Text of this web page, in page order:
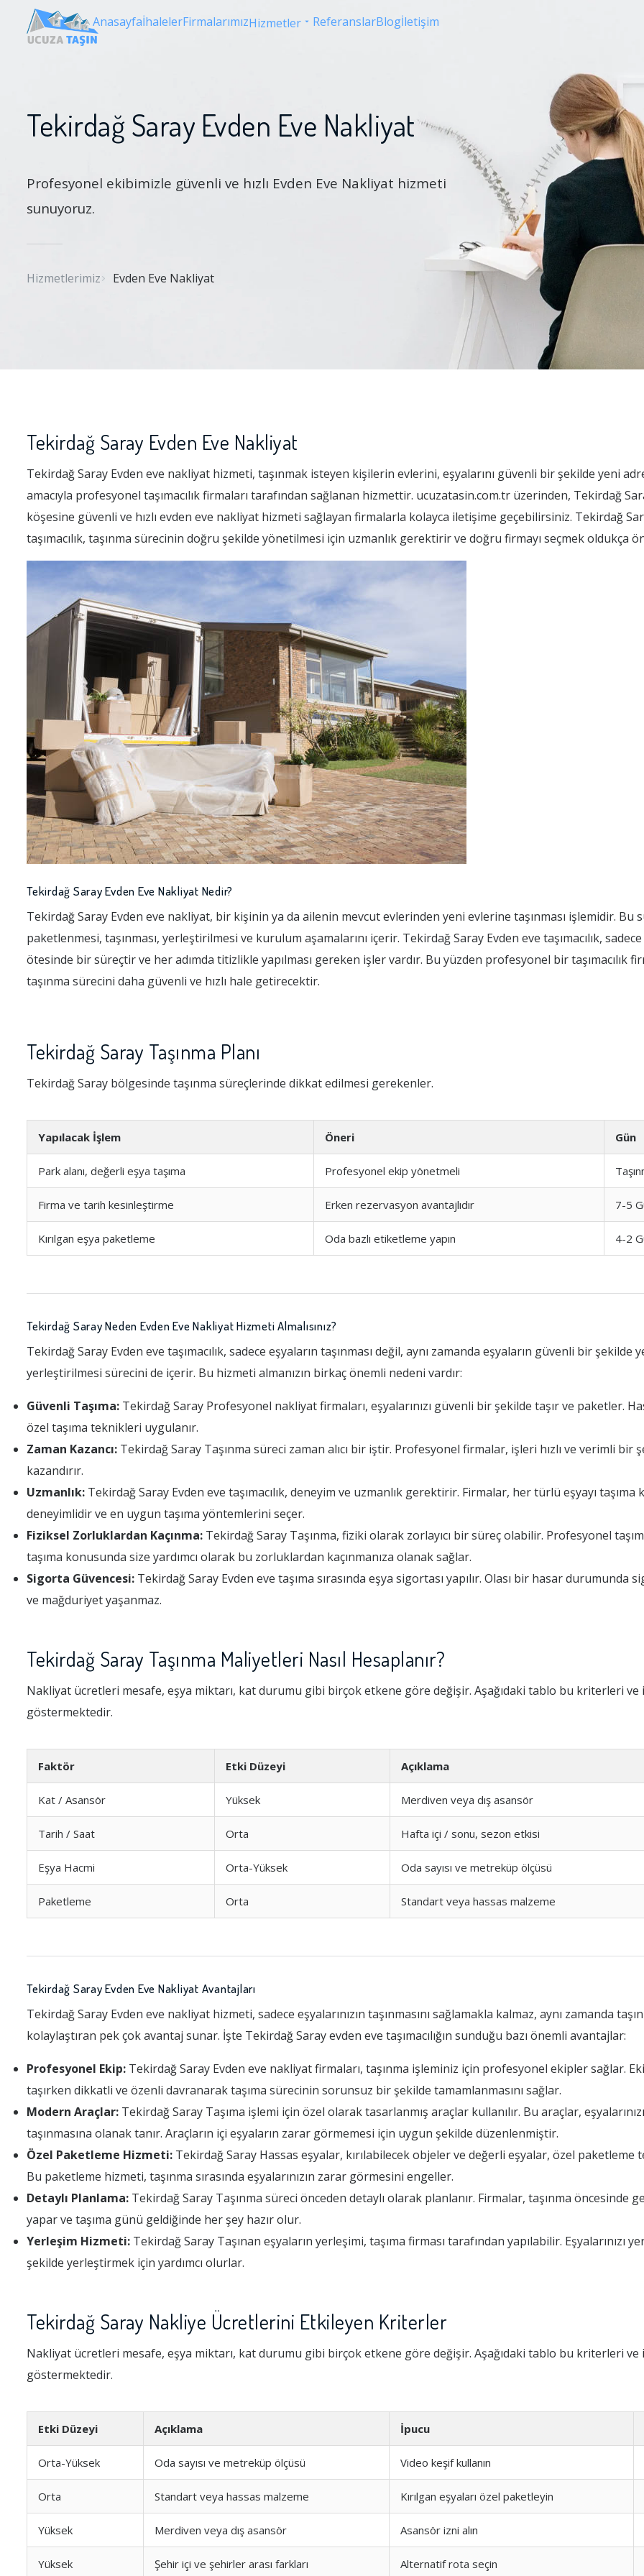
AnasayfaİhalelerFirmalarımızHizmetler ReferanslarBlogİletişim
Tekirdağ Saray Evden Eve Nakliyat
Profesyonel ekibimizle güvenli ve hızlı Evden Eve Nakliyat hizmeti
sunuyoruz.
Hizmetlerimiz Evden Eve Nakliyat
Tekirdağ Saray Evden Eve Nakliyat
Tekirdağ Saray Evden eve nakliyat hizmeti, taşınmak isteyen kişilerin evlerini, eşyalarını güvenli bir şekilde yeni
amacıyla profesyonel taşımacılık firmaları tarafından sağlanan hizmettir. ucuzatasin.com.tr üzerinden, Tekirdağ
köşesine güvenli ve hızlı evden eve nakliyat hizmeti sağlayan firmalarla kolayca iletişime geçebilirsiniz. Tekirdağ
taşımacılık, taşınma sürecinin doğru şekilde yönetilmesi için uzmanlık gerektirir ve doğru firmayı seçmek oldukça
Tekirdağ Saray Evden Eve Nakliyat Nedir?
Tekirdağ Saray Evden eve nakliyat, bir kişinin ya da ailenin mevcut evlerinden yeni evlerine taşınması işlemidir. Bu
paketlenmesi, taşınması, yerleştirilmesi ve kurulum aşamalarını içerir. Tekirdağ Saray Evden eve taşımacılık, sadece
ötesinde bir süreçtir ve her adımda titizlikle yapılması gereken işler vardır. Bu yüzden profesyonel bir taşımacılık
taşınma sürecini daha güvenli ve hızlı hale getirecektir.
Tekirdağ Saray Taşınma Planı
Tekirdağ Saray bölgesinde taşınma süreçlerinde dikkat edilmesi gerekenler.
Yapılacak İşlem Öneri Gün
Park alanı, değerli eşya taşıma Profesyonel ekip yönetmeli
Firma ve tarih kesinleştirme Erken rezervasyon avantajlıdır 7-5
Kırılgan eşya paketleme Oda bazlı etiketleme yapın 4-2
Tekirdağ Saray Neden Evden Eve Nakliyat Hizmeti Almalısınız?
Tekirdağ Saray Evden eve taşımacılık, sadece eşyaların taşınması değil, aynı zamanda eşyaların güvenli bir şekilde
yerleştirilmesi sürecini de içerir. Bu hizmeti almanızın birkaç önemli nedeni vardır:
Güvenli Taşıma: Tekirdağ Saray Profesyonel nakliyat firmaları, eşyalarınızı güvenli bir şekilde taşır ve paketler.
özel taşıma teknikleri uygulanır.
Zaman Kazancı: Tekirdağ Saray Taşınma süreci zaman alıcı bir iştir. Profesyonel firmalar, işleri hızlı ve verimli bir
kazandırır.
Uzmanlık: Tekirdağ Saray Evden eve taşımacılık, deneyim ve uzmanlık gerektirir. Firmalar, her türlü eşyayı taşıma
deneyimlidir ve en uygun taşıma yöntemlerini seçer.
Fiziksel Zorluklardan Kaçınma: Tekirdağ Saray Taşınma, fiziki olarak zorlayıcı bir süreç olabilir. Profesyonel
taşıma konusunda size yardımcı olarak bu zorluklardan kaçınmanıza olanak sağlar.
Sigorta Güvencesi: Tekirdağ Saray Evden eve taşıma sırasında eşya sigortası yapılır. Olası bir hasar durumunda
ve mağduriyet yaşanmaz.
Tekirdağ Saray Taşınma Maliyetleri Nasıl Hesaplanır?
Nakliyat ücretleri mesafe, eşya miktarı, kat durumu gibi birçok etkene göre değişir. Aşağıdaki tablo bu kriterleri ve
göstermektedir.
Faktör Etki Düzeyi Açıklama
Kat / Asansör Yüksek Merdiven veya dış asansör
Tarih / Saat Orta Hafta içi / sonu, sezon etkisi
Eşya Hacmi Orta-Yüksek Oda sayısı ve metreküp ölçüsü
Paketleme Orta Standart veya hassas malzeme
Tekirdağ Saray Evden Eve Nakliyat Avantajları
Tekirdağ Saray Evden eve nakliyat hizmeti, sadece eşyalarınızın taşınmasını sağlamakla kalmaz, aynı zamanda
kolaylaştıran pek çok avantaj sunar. İşte Tekirdağ Saray evden eve taşımacılığın sunduğu bazı önemli avantajlar:
Profesyonel Ekip: Tekirdağ Saray Evden eve nakliyat firmaları, taşınma işleminiz için profesyonel ekipler sağlar.
taşırken dikkatli ve özenli davranarak taşıma sürecinin sorunsuz bir şekilde tamamlanmasını sağlar.
Modern Araçlar: Tekirdağ Saray Taşıma işlemi için özel olarak tasarlanmış araçlar kullanılır. Bu araçlar,
taşınmasına olanak tanır. Araçların içi eşyaların zarar görmemesi için uygun şekilde düzenlenmiştir.
Özel Paketleme Hizmeti: Tekirdağ Saray Hassas eşyalar, kırılabilecek objeler ve değerli eşyalar, özel
Bu paketleme hizmeti, taşınma sırasında eşyalarınızın zarar görmesini engeller.
Detaylı Planlama: Tekirdağ Saray Taşınma süreci önceden detaylı olarak planlanır. Firmalar, taşınma öncesinde
yapar ve taşıma günü geldiğinde her şey hazır olur.
Yerleşim Hizmeti: Tekirdağ Saray Taşınan eşyaların yerleşimi, taşıma firması tarafından yapılabilir. Eşyalarınızı
şekilde yerleştirmek için yardımcı olurlar.
Tekirdağ Saray Nakliye Ücretlerini Etkileyen Kriterler
Nakliyat ücretleri mesafe, eşya miktarı, kat durumu gibi birçok etkene göre değişir. Aşağıdaki tablo bu kriterleri ve
göstermektedir.
Etki Düzeyi Açıklama İpucu
Orta-Yüksek Oda sayısı ve metreküp ölçüsü Video keşif kullanın
Orta Standart veya hassas malzeme Kırılgan eşyaları özel paketleyin
Yüksek Merdiven veya dış asansör Asansör izni alın
Yüksek Şehir içi ve şehirler arası farkları Alternatif rota seçin